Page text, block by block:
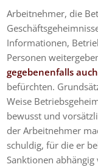
Arbeitnehmer, die
Informationen,
Personen
gegebenenfalls
befürchten.
Weise
bewusst und
der Arbeitnehmer
schuldig, für die er
Sanktionen